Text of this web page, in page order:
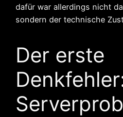
dafür war allerdings nicht
sondern der technische
Der erste